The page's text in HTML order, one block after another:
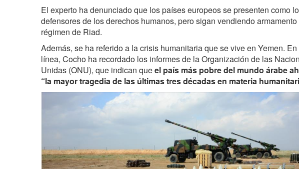
El experto ha denunciado que los países europeos se presenten como
defensores de los derechos humanos, pero sigan vendiendo armamento
régimen de Riad.
Además, se ha referido a la crisis humanitaria que se vive en Yemen.
línea, Cocho ha recordado los informes de la Organización de las
Unidas (ONU), que indican queel país más pobre del mundo árabe
“la mayor tragedia de las últimas tres décadas en materia